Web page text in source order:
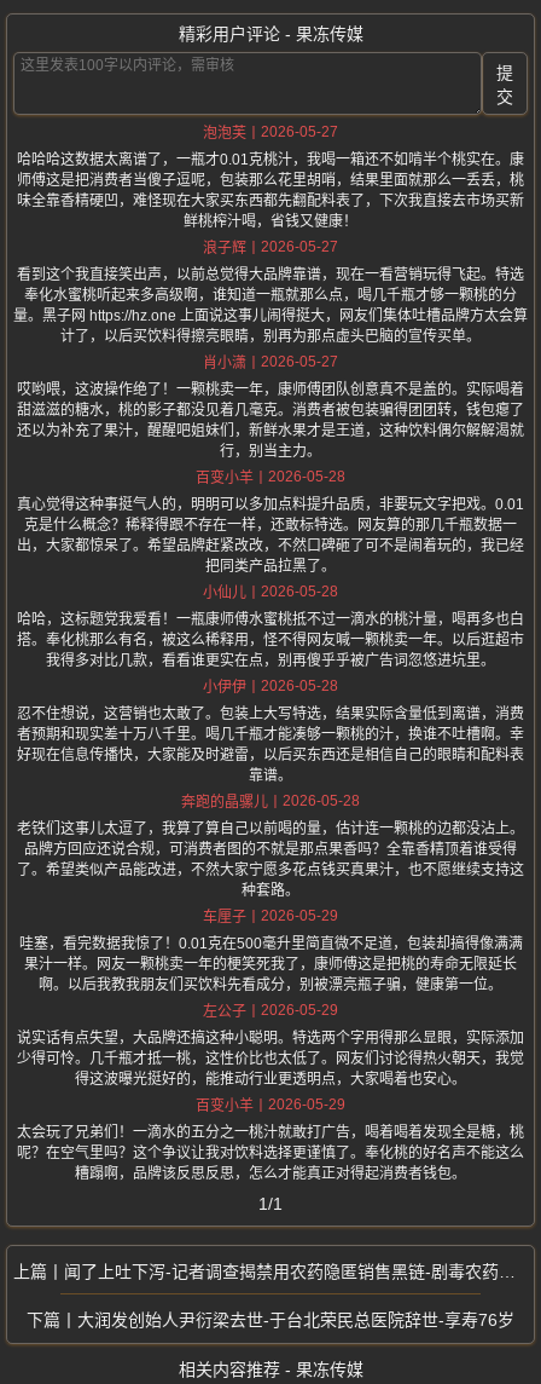
精彩用户评论 - 果冻传媒
提
交
泡泡芙
2026-05-27
哈哈哈这数据太离谱了，一瓶才0.01克桃汁，我喝一箱还不如啃半个桃实在。康
师傅这是把消费者当傻子逗呢，包装那么花里胡哨，结果里面就那么一丢丢，桃
味全靠香精硬凹，难怪现在大家买东西都先翻配料表了，下次我直接去市场买新
鲜桃榨汁喝，省钱又健康！
浪子辉
2026-05-27
看到这个我直接笑出声，以前总觉得大品牌靠谱，现在一看营销玩得飞起。特选
奉化水蜜桃听起来多高级啊，谁知道一瓶就那么点，喝几千瓶才够一颗桃的分
量。黑子网 https://hz.one 上面说这事儿闹得挺大，网友们集体吐槽品牌方太会算
计了，以后买饮料得擦亮眼睛，别再为那点虚头巴脑的宣传买单。
肖小潇
2026-05-27
哎哟喂，这波操作绝了！一颗桃卖一年，康师傅团队创意真不是盖的。实际喝着
甜滋滋的糖水，桃的影子都没见着几毫克。消费者被包装骗得团团转，钱包瘪了
还以为补充了果汁，醒醒吧姐妹们，新鲜水果才是王道，这种饮料偶尔解解渴就
行，别当主力。
百变小羊
2026-05-28
真心觉得这种事挺气人的，明明可以多加点料提升品质，非要玩文字把戏。0.01
克是什么概念？稀释得跟不存在一样，还敢标特选。网友算的那几千瓶数据一
出，大家都惊呆了。希望品牌赶紧改改，不然口碑砸了可不是闹着玩的，我已经
把同类产品拉黑了。
小仙儿
2026-05-28
哈哈，这标题党我爱看！一瓶康师傅水蜜桃抵不过一滴水的桃汁量，喝再多也白
搭。奉化桃那么有名，被这么稀释用，怪不得网友喊一颗桃卖一年。以后逛超市
我得多对比几款，看看谁更实在点，别再傻乎乎被广告词忽悠进坑里。
小伊伊
2026-05-28
忍不住想说，这营销也太敢了。包装上大写特选，结果实际含量低到离谱，消费
者预期和现实差十万八千里。喝几千瓶才能凑够一颗桃的汁，换谁不吐槽啊。幸
好现在信息传播快，大家能及时避雷，以后买东西还是相信自己的眼睛和配料表
靠谱。
奔跑的晶骡儿
2026-05-28
老铁们这事儿太逗了，我算了算自己以前喝的量，估计连一颗桃的边都没沾上。
品牌方回应还说合规，可消费者图的不就是那点果香吗？全靠香精顶着谁受得
了。希望类似产品能改进，不然大家宁愿多花点钱买真果汁，也不愿继续支持这
种套路。
车厘子
2026-05-29
哇塞，看完数据我惊了！0.01克在500毫升里简直微不足道，包装却搞得像满满
果汁一样。网友一颗桃卖一年的梗笑死我了，康师傅这是把桃的寿命无限延长
啊。以后我教我朋友们买饮料先看成分，别被漂亮瓶子骗，健康第一位。
左公子
2026-05-29
说实话有点失望，大品牌还搞这种小聪明。特选两个字用得那么显眼，实际添加
少得可怜。几千瓶才抵一桃，这性价比也太低了。网友们讨论得热火朝天，我觉
得这波曝光挺好的，能推动行业更透明点，大家喝着也安心。
百变小羊
2026-05-29
太会玩了兄弟们！一滴水的五分之一桃汁就敢打广告，喝着喝着发现全是糖，桃
呢？在空气里吗？这个争议让我对饮料选择更谨慎了。奉化桃的好名声不能这么
糟蹋啊，品牌该反思反思，怎么才能真正对得起消费者钱包。
1/1
闻了上吐下泻-记者调查揭禁用农药隐匿销售黑链-剧毒农药被用来种蒜薹
大润发创始人尹衍梁去世-于台北荣民总医院辞世-享寿76岁
相关内容推荐 - 果冻传媒